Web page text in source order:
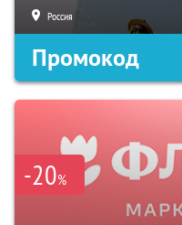
Россия
Промокод
-20%